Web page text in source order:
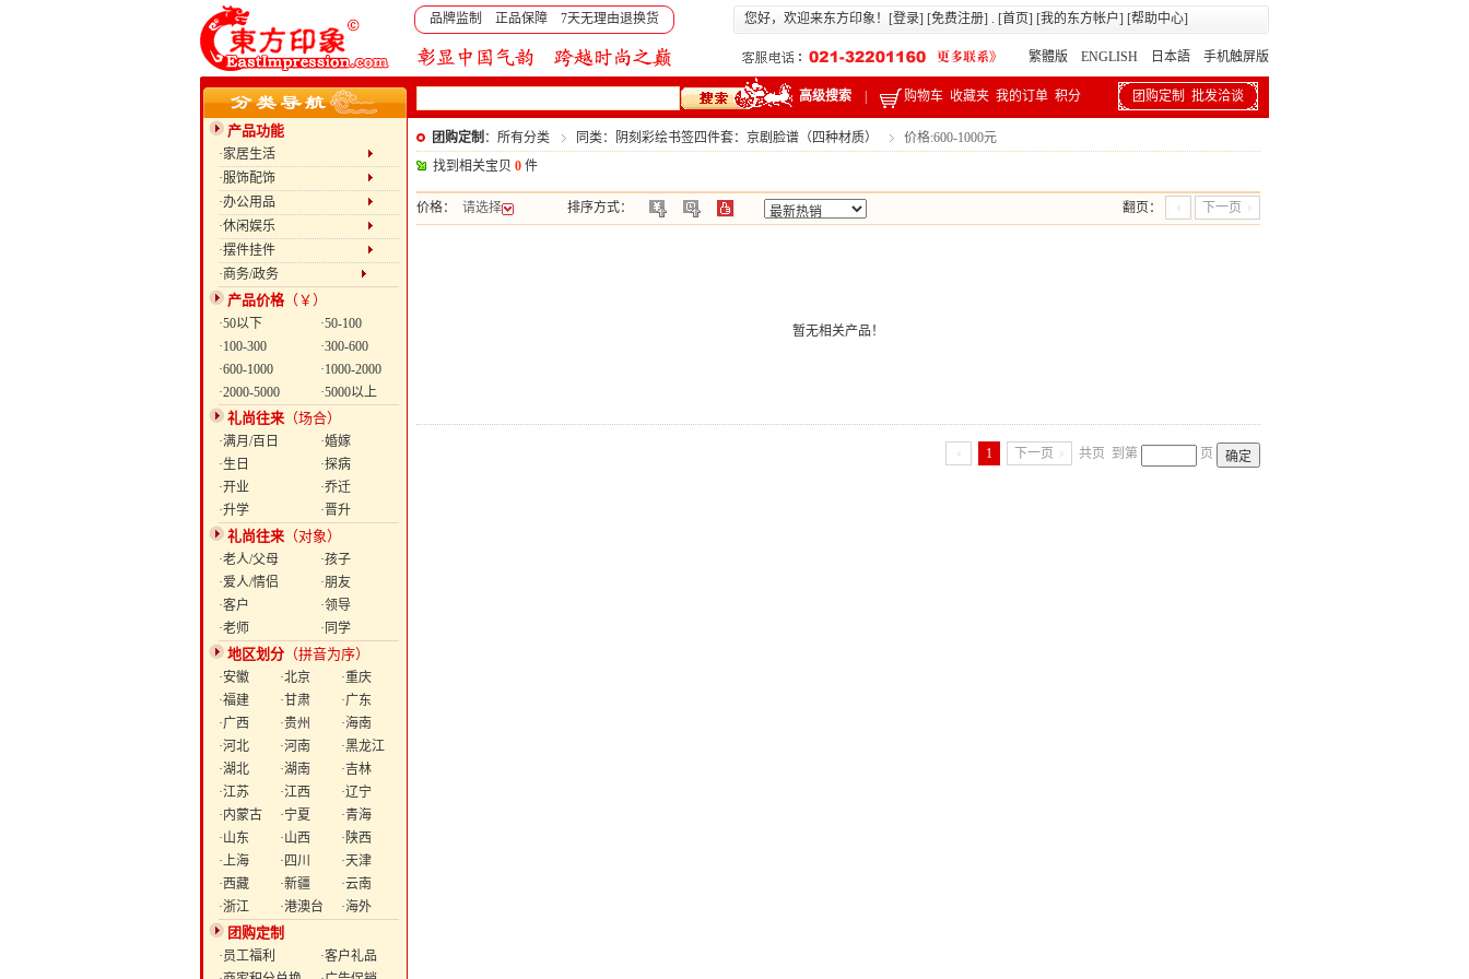
品牌监制 正品保障 7天无理由退换货 您好，欢迎来东方印象！[登录] [免费注册] . [首页] [我的东方帐户] [帮助中心]
繁體版 ENGLISH 日本語 手机触屏版
高级搜索 购物车 收藏夹 我的订单 积分 团购定制 批发洽谈
产品功能
·家居生活
·服饰配饰
·办公用品
·休闲娱乐
·摆件挂件
·商务/政务
产品价格（￥）
·50以下
·50-100
·100-300
·300-600
·600-1000
·1000-2000
·2000-5000
·5000以上
礼尚往来 （场合）
·满月/百日
·婚嫁
·生日
·探病
·开业
·乔迁
·升学
·晋升
礼尚往来 （对象）
·老人/父母
·孩子
·爱人/情侣
·朋友
·客户
·领导
·老师
·同学
地区划分 （拼音为序）
·安徽 ·北京
·重庆
·福建
·甘肃
·广东
·广西
·贵州
·海南
·河北
·河南
·黑龙江
·湖北
·湖南
·吉林
·江苏
·江西
·辽宁
·内蒙古
·宁夏
·青海
·山东
·山西
·陕西
·上海
·四川
·天津
·西藏
·新疆
·云南
·浙江
·港澳台 ·海外
团购定制
·员工福利
·客户礼品
团购定制 ：所有分类 同类：阴刻彩绘书签四件套：京剧脸谱（四种材质）
价格:600-1000元
找到相关宝贝 0 件
价格： 请选择 排序方式： 翻页： 下一页
暂无相关产品！
1 下一页 共页 到第 页